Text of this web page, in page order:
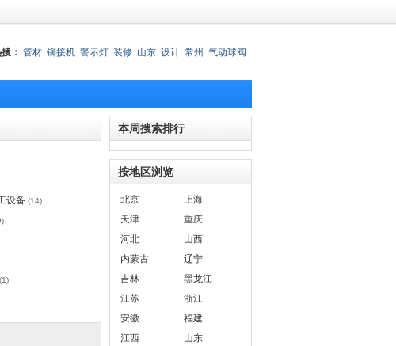
： 管材 铆接机 警示灯 装修 山东 设计 常州 气动球阀
设备 (14)
(1)
本周搜索排行
按地区浏览
北京
上海
天津
重庆
河北
山西
内蒙古
辽宁
吉林
黑龙江
江苏
浙江
安徽
福建
江西
山东